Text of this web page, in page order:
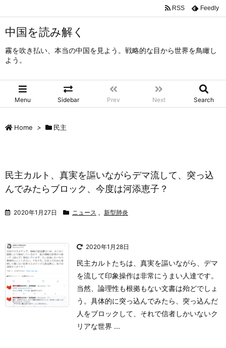
中国を読み解く
霧を吹き払い、本当の中国を見よう。戦略的な目から世界を鳥瞰し
よう。
Menu Sidebar Prev Next Search
RSS Feedly
Home > 民主
民主カルト、真実を謳いながらデマ流して、突っ込
んでみたらブロック、今度は河添恵子？
2020年1月27日 ニュース , 新型肺炎
2020年1月28日
民主カルトたちは、真実を謳いながら、デマ
を流して印象操作は非常にうまい人達です。
当然、論理性も根拠もない文書は殆どでしょ
う。具体的に突っ込んでみたら、突っ込んだ
人をブロックして、それで信者しかいないク
リアな世界 ...